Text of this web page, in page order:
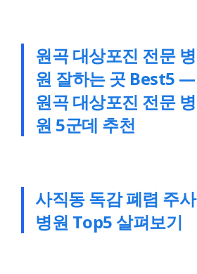
원곡 대상포진 전문 병
원 잘하는 곳 Best5 —
원곡 대상포진 전문 병
원 5군데 추천
사직동 독감 폐렴 주사
병원 Top5 살펴보기